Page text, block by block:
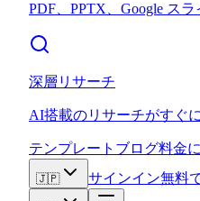
PDF、PPTX、Google スラ
深層リサーチ
AI搭載のリサーチがすぐ
テンプレート ブログ料金
🇯🇵 サインイン無料